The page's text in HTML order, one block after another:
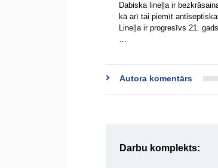
Dabiska lineļļa ir
kā arī tai piemīt
Lineļļa ir progresīvs 21.
…
Autora komentārs
Darbu komplekts: